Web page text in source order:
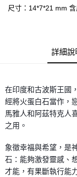
7-11取貨付款
賣家宅配幫您送（台
每筆NT$80，滿
郵局幫你送（離島）
付款後門市自取
免運費
尺寸：14*7*21 mm
詳細說
在印度和古波斯王國
經將火蛋白石當作，
馬雅人和阿茲特克人
之用。
象徵幸福與希望，是
石：能夠激發靈感、
才能，有果斷執行能